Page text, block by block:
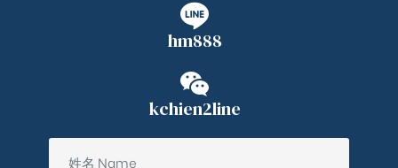
hm888
kchien2line